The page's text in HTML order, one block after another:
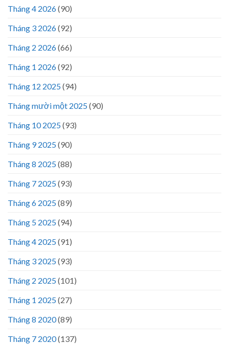
Tháng 4 2026(90)
Tháng 3 2026(92)
Tháng 2 2026(66)
Tháng 1 2026(92)
Tháng 12 2025(94)
Tháng mười một 2025(90)
Tháng 10 2025(93)
Tháng 9 2025(90)
Tháng 8 2025(88)
Tháng 7 2025(93)
Tháng 6 2025(89)
Tháng 5 2025(94)
Tháng 4 2025(91)
Tháng 3 2025(93)
Tháng 2 2025(101)
Tháng 1 2025(27)
Tháng 8 2020(89)
Tháng 7 2020(137)